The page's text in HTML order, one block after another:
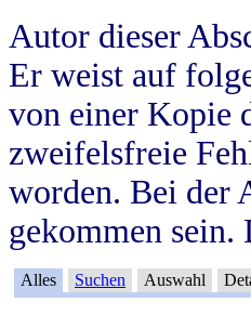
Autor dieser
Er weist auf
von einer Kopie
zweifelsfreie
worden. Bei der
gekommen
Alles Suchen Auswahl